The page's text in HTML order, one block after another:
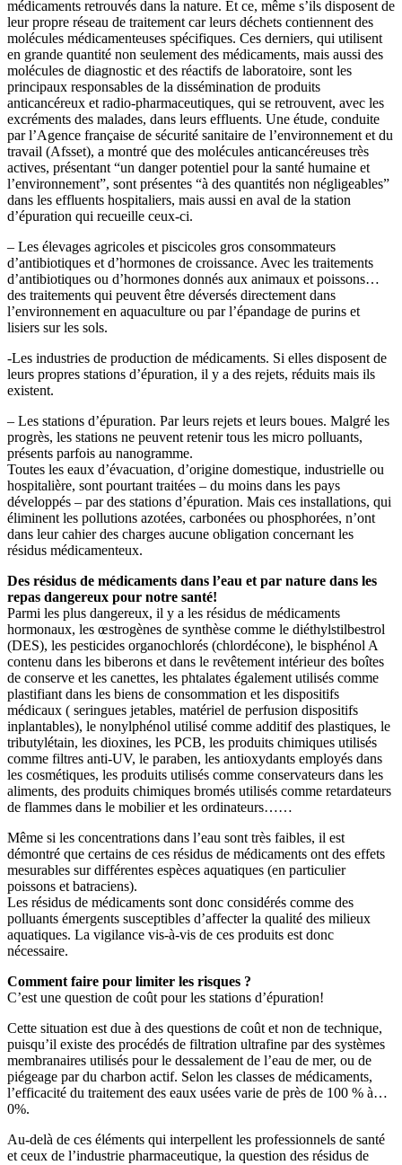
médicaments retrouvés dans la nature. Et ce, même s’ils disposent de
leur propre réseau de traitement car leurs déchets contiennent des
molécules médicamenteuses spécifiques. Ces derniers, qui utilisent
en grande quantité non seulement des médicaments, mais aussi des
molécules de diagnostic et des réactifs de laboratoire, sont les
principaux responsables de la dissémination de produits
anticancéreux et radio-pharmaceutiques, qui se retrouvent, avec les
excréments des malades, dans leurs effluents. Une étude, conduite
par l’Agence française de sécurité sanitaire de l’environnement et du
travail (Afsset), a montré que des molécules anticancéreuses très
actives, présentant “un danger potentiel pour la santé humaine et
l’environnement”, sont présentes “à des quantités non négligeables”
dans les effluents hospitaliers, mais aussi en aval de la station
d’épuration qui recueille ceux-ci.
– Les élevages agricoles et piscicoles gros consommateurs
d’antibiotiques et d’hormones de croissance. Avec les traitements
d’antibiotiques ou d’hormones donnés aux animaux et poissons…
des traitements qui peuvent être déversés directement dans
l’environnement en aquaculture ou par l’épandage de purins et
lisiers sur les sols.
-Les industries de production de médicaments. Si elles disposent de
leurs propres stations d’épuration, il y a des rejets, réduits mais ils
existent.
– Les stations d’épuration. Par leurs rejets et leurs boues. Malgré les
progrès, les stations ne peuvent retenir tous les micro polluants,
présents parfois au nanogramme.
Toutes les eaux d’évacuation, d’origine domestique, industrielle ou
hospitalière, sont pourtant traitées – du moins dans les pays
développés – par des stations d’épuration. Mais ces installations, qui
éliminent les pollutions azotées, carbonées ou phosphorées, n’ont
dans leur cahier des charges aucune obligation concernant les
résidus médicamenteux.
Des résidus de médicaments dans l’eau et par nature dans les
repas dangereux pour notre santé!
Parmi les plus dangereux, il y a les résidus de médicaments
hormonaux, les œstrogènes de synthèse comme le diéthylstilbestrol
(DES), les pesticides organochlorés (chlordécone), le bisphénol A
contenu dans les biberons et dans le revêtement intérieur des boîtes
de conserve et les canettes, les phtalates également utilisés comme
plastifiant dans les biens de consommation et les dispositifs
médicaux ( seringues jetables, matériel de perfusion dispositifs
inplantables), le nonylphénol utilisé comme additif des plastiques, le
tributylétain, les dioxines, les PCB, les produits chimiques utilisés
comme filtres anti-UV, le paraben, les antioxydants employés dans
les cosmétiques, les produits utilisés comme conservateurs dans les
aliments, des produits chimiques bromés utilisés comme retardateurs
de flammes dans le mobilier et les ordinateurs……
Même si les concentrations dans l’eau sont très faibles, il est
démontré que certains de ces résidus de médicaments ont des effets
mesurables sur différentes espèces aquatiques (en particulier
poissons et batraciens).
Les résidus de médicaments sont donc considérés comme des
polluants émergents susceptibles d’affecter la qualité des milieux
aquatiques. La vigilance vis-à-vis de ces produits est donc
nécessaire.
Comment faire pour limiter les risques ?
C’est une question de coût pour les stations d’épuration!
Cette situation est due à des questions de coût et non de technique,
puisqu’il existe des procédés de filtration ultrafine par des systèmes
membranaires utilisés pour le dessalement de l’eau de mer, ou de
piégeage par du charbon actif. Selon les classes de médicaments,
l’efficacité du traitement des eaux usées varie de près de 100 % à…
0%.
Au-delà de ces éléments qui interpellent les professionnels de santé
et ceux de l’industrie pharmaceutique, la question des résidus de